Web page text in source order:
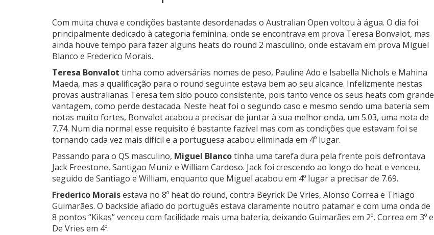
Com muita chuva e condições bastante desordenadas o Australian Open voltou à água. O dia foi
principalmente dedicado à categoria feminina, onde se encontrava em prova Teresa Bonvalot, mas
ainda houve tempo para fazer alguns heats do round 2 masculino, onde estavam em prova Miguel
Blanco e Frederico Morais.
Teresa Bonvalot tinha como adversárias nomes de peso, Pauline Ado e Isabella Nichols e Mahina
Maeda, mas a qualificação para o round seguinte estava bem ao seu alcance. Infelizmente nestas
provas australianas Teresa tem sido pouco consistente, pois tanto vence os seus heats com grande
vantagem, como perde destacada. Neste heat foi o segundo caso e mesmo sendo uma bateria sem
notas muito fortes, Bonvalot acabou a precisar de juntar à sua melhor onda, um 5.03, uma nota de
7.74. Num dia normal esse requisito é bastante fazível mas com as condições que estavam foi se
tornando cada vez mais difícil e a portuguesa acabou eliminada em 4º lugar.
Passando para o QS masculino, Miguel Blancotinha uma tarefa dura pela frente pois defrontava
Jack Freestone, Santigao Muniz e William Cardoso. Jack foi crescendo ao longo do heat e venceu,
seguido de Santiago e William, enquanto que Miguel acabou em 4º lugar a precisar de 7.69.
Frederico Moraisestava no 8º heat do round, contra Beyrick De Vries, Alonso Correa e Thiago
Guimarães. O backside afiado do português estava claramente noutro patamar e com uma onda de
8 pontos “Kikas” venceu com facilidade mais uma bateria, deixando Guimarães em 2º, Correa em 3º e
De Vries em 4º.